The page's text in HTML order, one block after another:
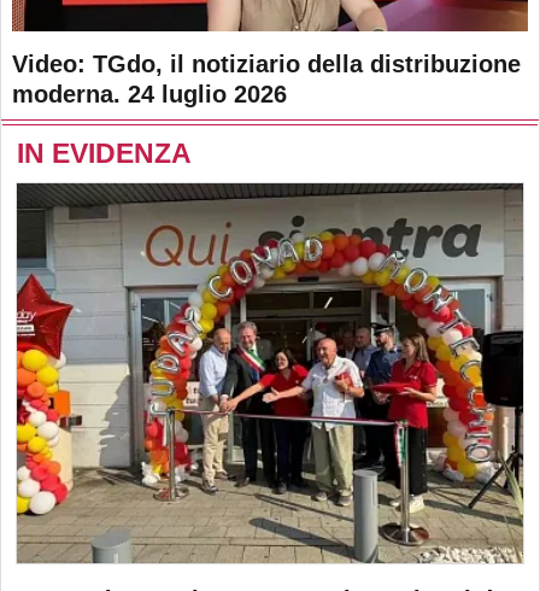
Video: TGdo, il notiziario della distribuzione
moderna. 24 luglio 2026
IN EVIDENZA